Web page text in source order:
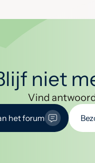
niet
Vind
het forum